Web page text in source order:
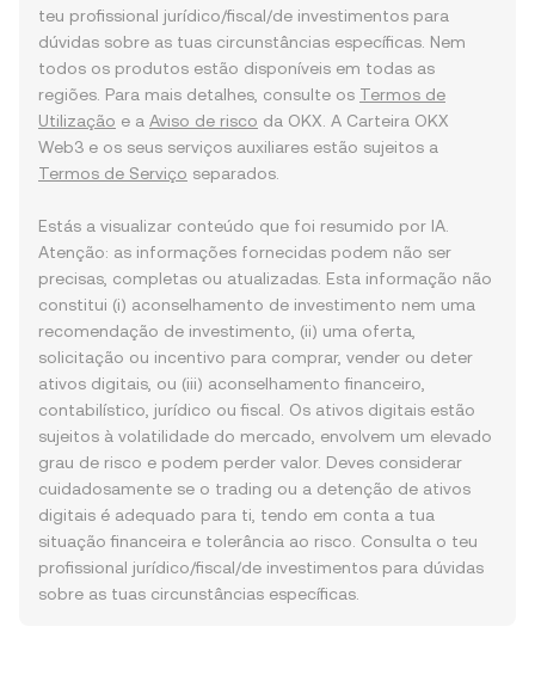
teu profissional jurídico/fiscal/de investimentos para
dúvidas sobre as tuas circunstâncias específicas. Nem
todos os produtos estão disponíveis em todas as
regiões. Para mais detalhes, consulte os Termos de
Utilização e a Aviso de risco da OKX. A Carteira OKX
Web3 e os seus serviços auxiliares estão sujeitos a
Termos de Serviço separados.
Estás a visualizar conteúdo que foi resumido por IA.
Atenção: as informações fornecidas podem não ser
precisas, completas ou atualizadas. Esta informação não
constitui (i) aconselhamento de investimento nem uma
recomendação de investimento, (ii) uma oferta,
solicitação ou incentivo para comprar, vender ou deter
ativos digitais, ou (iii) aconselhamento financeiro,
contabilístico, jurídico ou fiscal. Os ativos digitais estão
sujeitos à volatilidade do mercado, envolvem um elevado
grau de risco e podem perder valor. Deves considerar
cuidadosamente se o trading ou a detenção de ativos
digitais é adequado para ti, tendo em conta a tua
situação financeira e tolerância ao risco. Consulta o teu
profissional jurídico/fiscal/de investimentos para dúvidas
sobre as tuas circunstâncias específicas.